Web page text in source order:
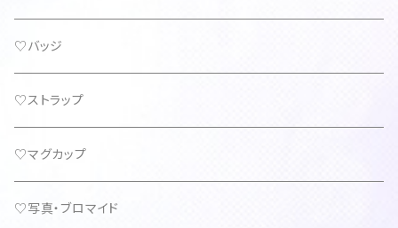
♡バッジ
♡ストラップ
♡マグカップ
♡写真・ブロマイド